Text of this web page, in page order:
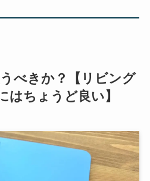
べきか？【リビング
はちょうど良い】